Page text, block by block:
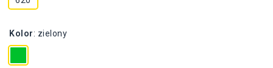
Kolor: zielony